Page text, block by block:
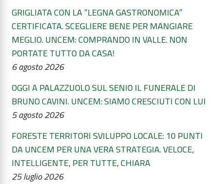
GRIGLIATA CON LA “LEGNA GASTRONOMICA”
CERTIFICATA. SCEGLIERE BENE PER MANGIARE
MEGLIO. UNCEM: COMPRANDO IN VALLE. NON
PORTATE TUTTO DA CASA!
6 agosto 2026
OGGI A PALAZZUOLO SUL SENIO IL FUNERALE DI
BRUNO CAVINI. UNCEM: SIAMO CRESCIUTI CON LUI
5 agosto 2026
FORESTE TERRITORI SVILUPPO LOCALE: 10 PUNTI
DA UNCEM PER UNA VERA STRATEGIA. VELOCE,
INTELLIGENTE, PER TUTTE, CHIARA
25 luglio 2026